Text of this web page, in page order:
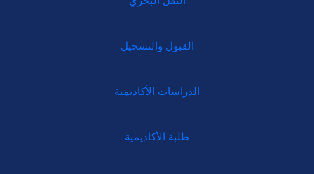
القبول والتسجيل
الدراسات الأكاديمية
طلبة الأكاديمية